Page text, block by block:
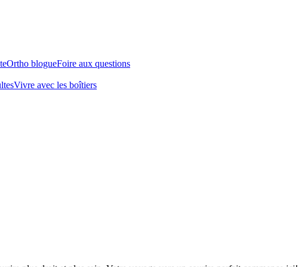
Ortho blogueFoire aux questions
Vivre avec les boîtiers